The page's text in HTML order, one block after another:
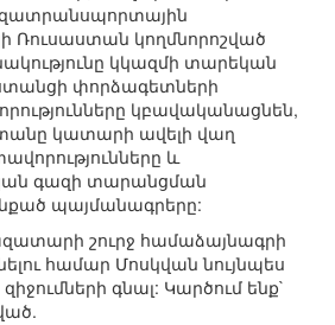
Ռուսաստան կողմնորոշված
կկազմի տարեկան
փորձագետների
կբավականացնեն,
կատարի ավելի վաղ
և
գազի տարանցման
պայմանագրերը:
շուրջ համաձայնագրի
համար Մոսկվան նույնպես
գնալ: Կարծում ենք`